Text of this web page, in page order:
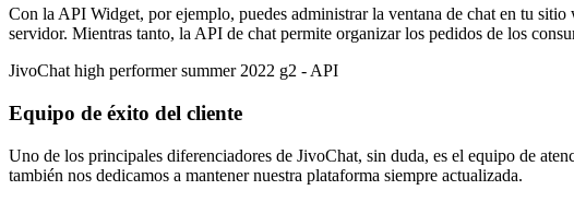
Con la API Widget, por ejemplo, puedes administrar la ventana de chat en tu
servidor. Mientras tanto, la API de chat permite organizar los pedidos de los
JivoChat high performer summer 2022 g2 - API
Equipo de éxito del cliente
Uno de los principales diferenciadores de JivoChat, sin duda, es el equipo de
también nos dedicamos a mantener nuestra plataforma siempre actualizada.